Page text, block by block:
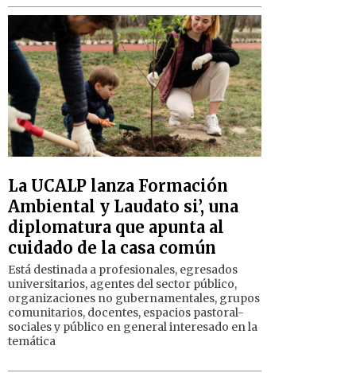
La UCALP lanza Formación
Ambiental y Laudato si’, una
diplomatura que apunta al
cuidado de la casa común
Está destinada a profesionales, egresados
universitarios, agentes del sector público,
organizaciones no gubernamentales, grupos
comunitarios, docentes, espacios pastoral-
sociales y público en general interesado en la
temática